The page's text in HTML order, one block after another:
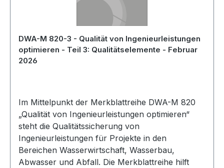
DWA-M 820-3 - Qualität von Ingenieurleistungen
optimieren - Teil 3: Qualitätselemente - Februar
2026
Im Mittelpunkt der Merkblattreihe DWA-M 820
„Qualität von Ingenieurleistungen optimieren“
steht die Qualitätssicherung von
Ingenieurleistungen für Projekte in den
Bereichen Wasserwirtschaft, Wasserbau,
Abwasser und Abfall. Die Merkblattreihe hilft